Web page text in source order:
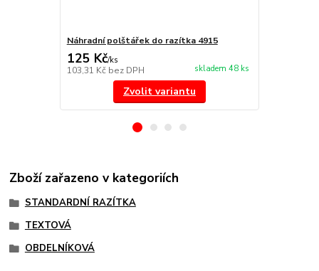
Náhradní polštářek do razítka 4915
125 Kč/ks
103,31 Kč bez DPH skladem 48 ks
Zvolit variantu
Zboží zařazeno v kategoriích
STANDARDNÍ RAZÍTKA
TEXTOVÁ
OBDELNÍKOVÁ